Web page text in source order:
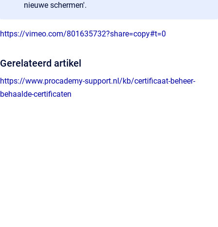
nieuwe schermen'.
https://vimeo.com/801635732?share=copy#t=0
Gerelateerd artikel
https://www.procademy-support.nl/kb/certificaat-beheer-
behaalde-certificaten